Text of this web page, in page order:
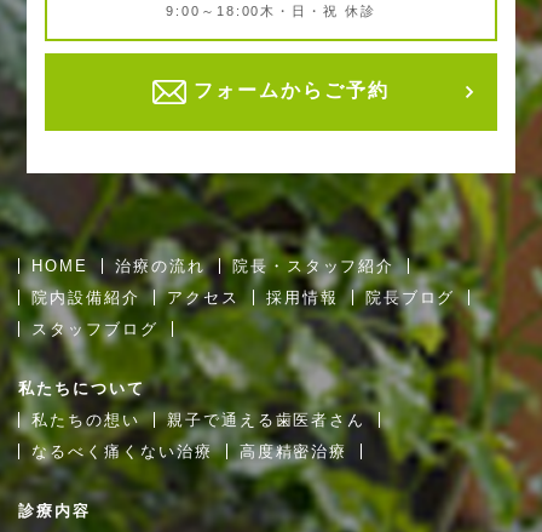
9:00～18:00 木・日・祝 休診
フォームからご予約
HOME 治療の流れ
院長・スタッフ紹介
院内設備紹介
アクセス 採用情報
院長ブログ
スタッフブログ
私たちについて
私たちの想い
親子で通える歯医者さん
なるべく痛くない治療
高度精密治療
診療内容